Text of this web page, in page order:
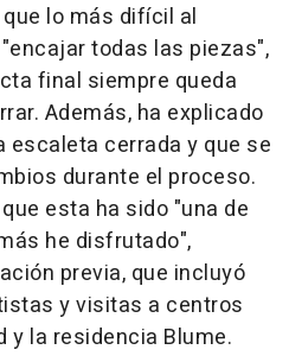
lo más difícil al
todas las piezas",
final siempre queda
Además, ha explicado
escaleta cerrada y que se
durante el proceso.
esta ha sido "una de
he disfrutado",
previa, que incluyó
y visitas a centros
y la residencia Blume.